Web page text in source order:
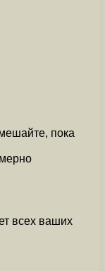
пока
всех ваших